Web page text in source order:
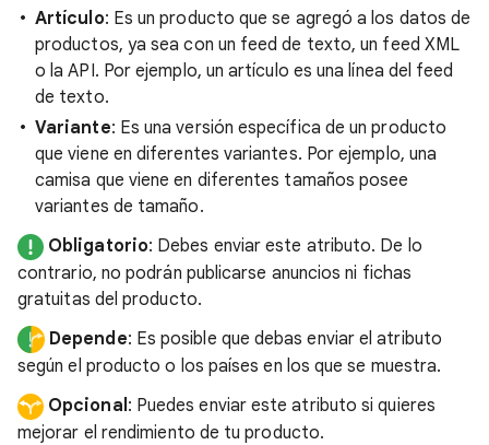
Artículo: Es un producto que se agregó a los datos de
productos, ya sea con un feed de texto, un feed XML
o la API. Por ejemplo, un artículo es una línea del feed
de texto.
Variante: Es una versión específica de un producto
que viene en diferentes variantes. Por ejemplo, una
camisa que viene en diferentes tamaños posee
variantes de tamaño.
Obligatorio: Debes enviar este atributo. De lo
contrario, no podrán publicarse anuncios ni fichas
gratuitas del producto.
Depende: Es posible que debas enviar el atributo
según el producto o los países en los que se muestra.
Opcional: Puedes enviar este atributo si quieres
mejorar el rendimiento de tu producto.